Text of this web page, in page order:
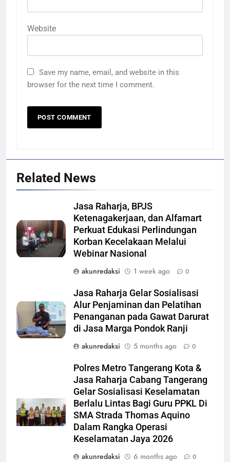
Website
Save my name, email, and website in this
browser for the next time I comment.
Related News
Jasa Raharja, BPJS
Ketenagakerjaan, dan Alfamart
Perkuat Edukasi Perlindungan
Korban Kecelakaan Melalui
Webinar Nasional
akunredaksi
1 week ago 0
Jasa Raharja Gelar Sosialisasi
Alur Penjaminan dan Pelatihan
Penanganan pada Gawat Darurat
di Jasa Marga Pondok Ranji
akunredaksi
5 months ago 0
Polres Metro Tangerang Kota &
Jasa Raharja Cabang Tangerang
Gelar Sosialisasi Keselamatan
Berlalu Lintas Bagi Guru PPKL Di
SMA Strada Thomas Aquino
Dalam Rangka Operasi
Keselamatan Jaya 2026
akunredaksi
6 months ago 0